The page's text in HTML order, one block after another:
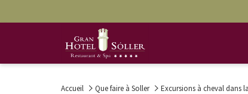
Accueil Que faire à Soller Excursions à cheval dans